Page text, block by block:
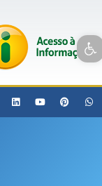
Open toolbar